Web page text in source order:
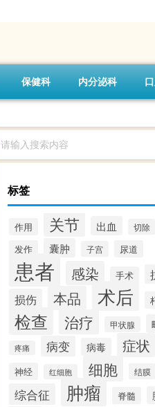
保健科 内分泌科
请输入搜索内容
标签
作用 关节 出血 切除
发作 囊肿 子宫 尿道
患者 感染 手术
损伤 本品 术后
检查 治疗 甲状腺
疼痛 病变 病毒 症状
神经 红细胞 细胞 结膜
综合征 肿瘤 脊髓